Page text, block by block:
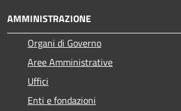
AMMINISTRAZIONE
Organi di Governo
Aree Amministrative
Uffici
Enti e fondazioni